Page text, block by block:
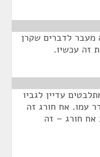
מעבר לדברים שקרן
זה עכשיו.
עדיין לגביו
עמו. אח חורג זה
אח חורג – זה